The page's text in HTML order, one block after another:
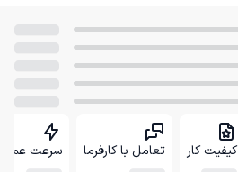
کیفیت کار تعامل با کارفرما سرعت عمل